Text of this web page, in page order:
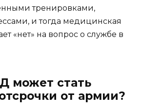
тренировками,
и тогда медицинская
«нет» на вопрос о службе в
может стать
от армии?